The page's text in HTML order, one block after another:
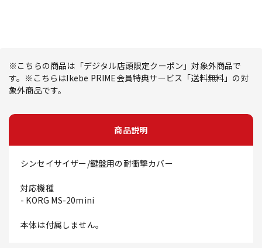
※こちらの商品は「デジタル店頭限定クーポン」対象外商品で
す。※こちらはIkebe PRIME会員特典サービス「送料無料」の対
象外商品です。
商品説明
シンセイサイザー/鍵盤用の耐衝撃カバー
対応機種
- KORG MS-20mini
本体は付属しません。